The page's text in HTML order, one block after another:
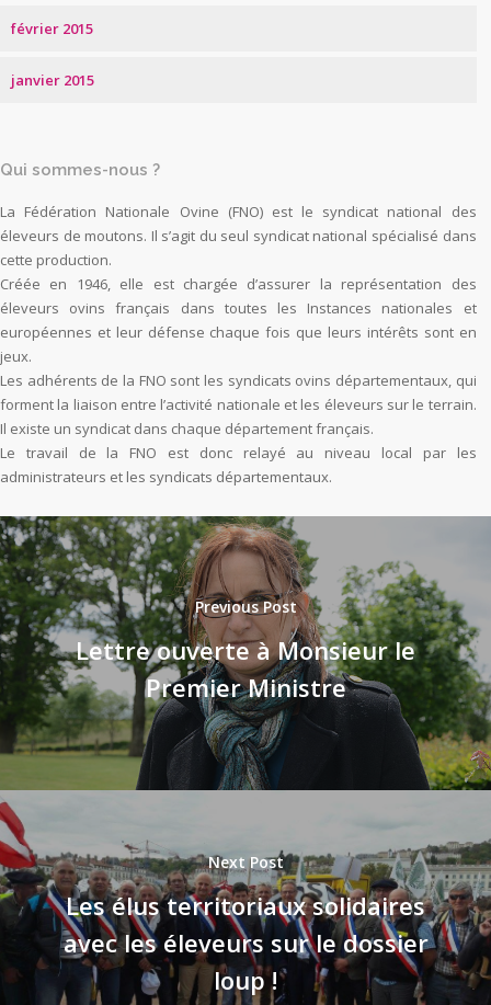
février 2015
janvier 2015
Qui sommes-nous ?
La Fédération Nationale Ovine (FNO) est le syndicat national des
éleveurs de moutons. Il s’agit du seul syndicat national spécialisé dans
cette production.
Créée en 1946, elle est chargée d’assurer la représentation des
éleveurs ovins français dans toutes les Instances nationales et
européennes et leur défense chaque fois que leurs intérêts sont en
jeux.
Les adhérents de la FNO sont les syndicats ovins départementaux, qui
forment la liaison entre l’activité nationale et les éleveurs sur le terrain.
Il existe un syndicat dans chaque département français.
Le travail de la FNO est donc relayé au niveau local par les
administrateurs et les syndicats départementaux.
Previous Post
Lettre ouverte à Monsieur le
Premier Ministre
Next Post
Les élus territoriaux solidaires
avec les éleveurs sur le dossier
loup !